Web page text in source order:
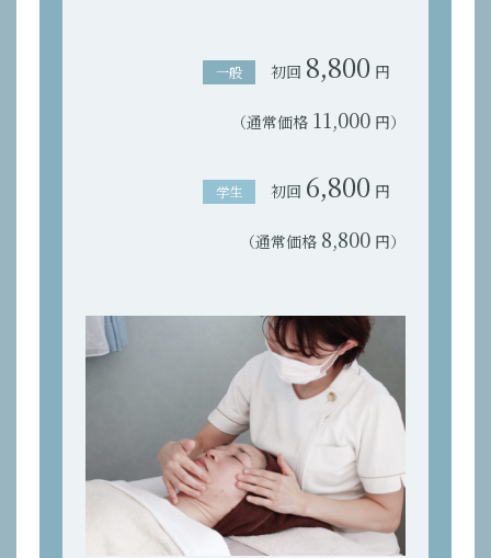
一般 初回 8,800 円
（通常価格 11,000 円）
学生 初回 6,800 円
（通常価格 8,800 円）